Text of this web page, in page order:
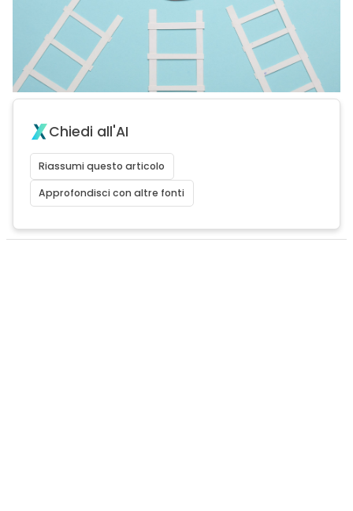
Chiedi all'AI
Riassumi questo articolo
Approfondisci con altre fonti